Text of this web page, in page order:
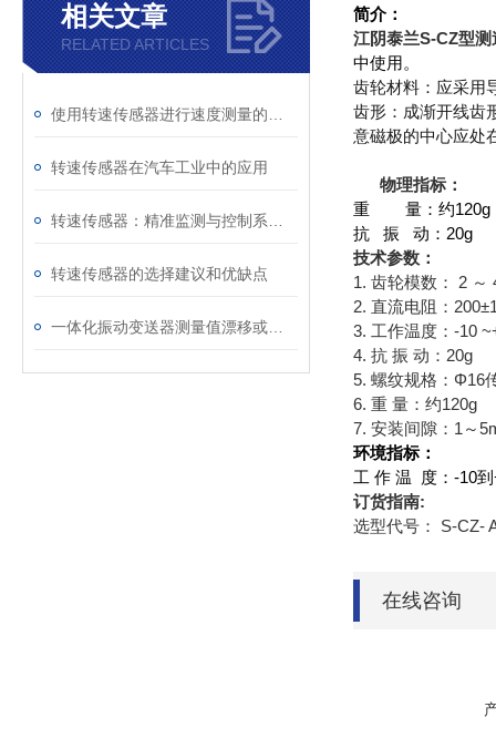
相关文章
RELATED ARTICLES
转速传感器在汽车工业中的应用
转速传感器的选择建议和优缺点
简介：
江阴泰兰S-CZ型测
中使用。
齿轮材料：应采用
齿形：成渐开线齿
意磁极的中心应处
物理指标：
重 量：约120g
抗 振 动：20g
技术参数：
1. 齿轮模数： 2 ～
2. 直流电阻：
3. 工作温度：-10
4. 抗 振 动：20g
5. 螺纹规格：Φ16
6. 重 量：约120g
7. 安装间隙：1～
环境指标：
工 作 温 度：-10
订货指南:
选型代号： S-CZ-
在线咨询